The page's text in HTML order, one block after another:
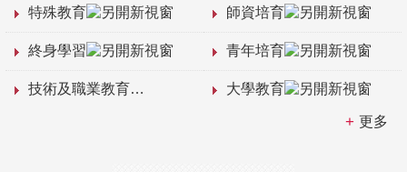
特殊教育 師資培育
終身學習 青年培育
技術及職業教育 大學教育
更多